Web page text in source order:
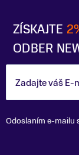
ZÍSKAJTE
ODBER
Zadajte váš E-
Odoslaním e-mailu